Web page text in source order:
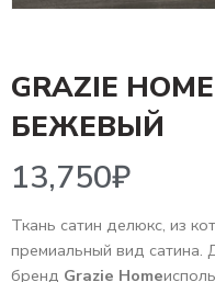
GRAZIE
БЕЖЕВЫЙ
13,750₽
Ткань сатин делюкс, из
премиальный вид сатина.
бренд Grazie Home